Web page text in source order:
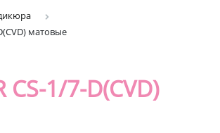
матовые
1/7-D(CVD)